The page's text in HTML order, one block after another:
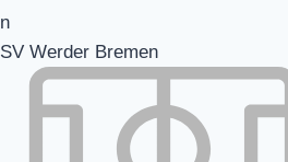
SV Werder Bremen